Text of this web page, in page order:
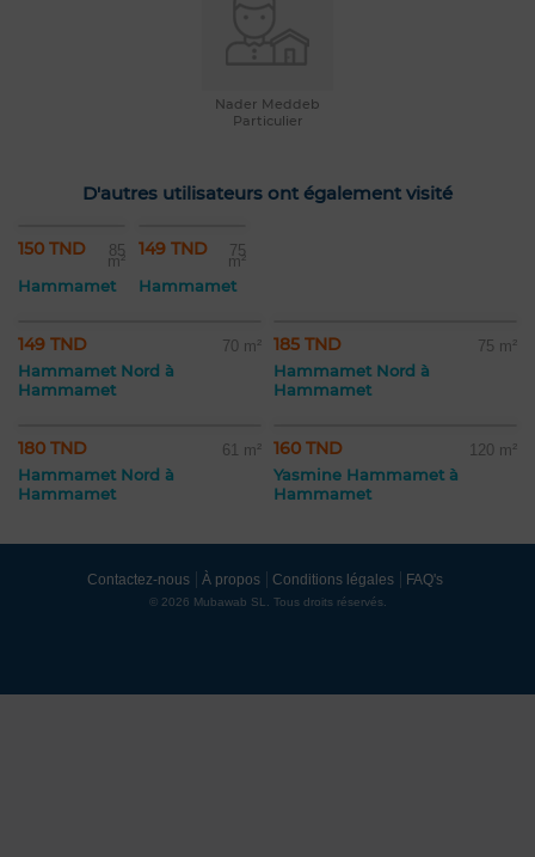
Nader Meddeb
Particulier
D'autres utilisateurs ont également visité
150 TND 85
m²
Hammamet
149 TND 75
m²
Hammamet
149 TND 70 m²
Hammamet Nord à
Hammamet
185 TND 75 m²
Hammamet Nord à
Hammamet
180 TND 61 m²
Hammamet Nord à
Hammamet
160 TND 120 m²
Yasmine Hammamet à
Hammamet
Contactez-nous À propos Conditions légales FAQ's
© 2026 Mubawab SL. Tous droits réservés.